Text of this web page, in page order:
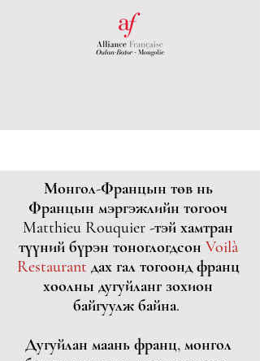
Монгол-Францын төв нь
Францын мэргэжлийн тогооч
Matthieu Rouquier -тэй хамтран
түүний бүрэн тоноглогдсон Voilà
Restaurant дах гал тогоонд франц
хоолны дугуйланг зохион
байгуулж байна.
Дугуйлан маань франц, монгол